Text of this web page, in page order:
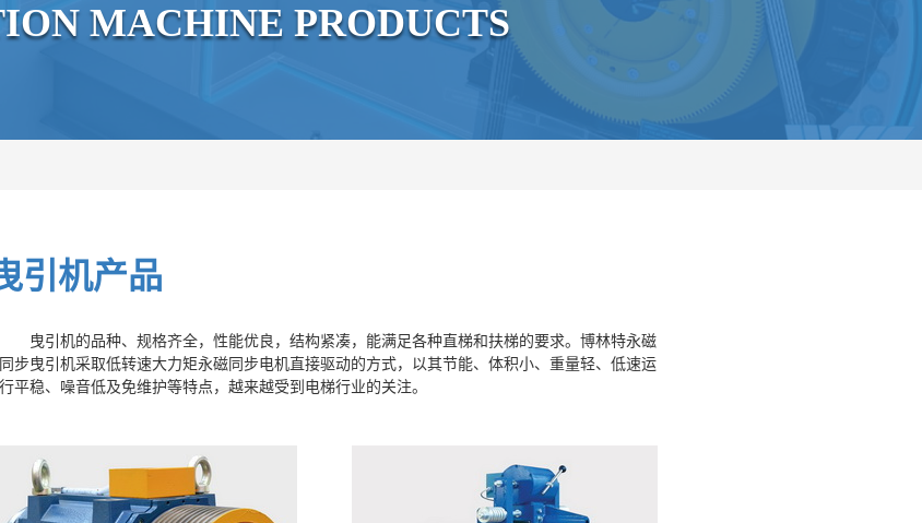
ION MACHINE PRODUCTS
引 机产品
曳引机的品种、规格齐全，性能优良，结构紧凑，能满足各种直梯和扶梯的要求。博林特永磁
同步曳引机采取低转速大力矩永磁同步电机直接驱动的方式，以其节能、体积小、重量轻、低速运
行平稳、噪音低及免维护等特点，越来越受到电梯行业的关注。